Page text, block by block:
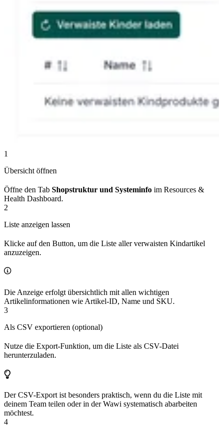
1
Übersicht öffnen
Öffne den Tab Shopstruktur und Systeminfo im Resources &
Health Dashboard.
2
Liste anzeigen lassen
Klicke auf den Button, um die Liste aller verwaisten Kindartikel
anzuzeigen.
Die Anzeige erfolgt übersichtlich mit allen wichtigen
Artikelinformationen wie Artikel-ID, Name und SKU.
3
Als CSV exportieren (optional)
Nutze die Export-Funktion, um die Liste als CSV-Datei
herunterzuladen.
Der CSV-Export ist besonders praktisch, wenn du die Liste mit
deinem Team teilen oder in der Wawi systematisch abarbeiten
möchtest.
4